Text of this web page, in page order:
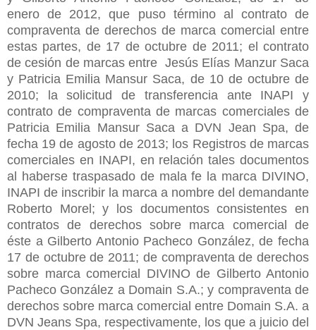
enero de 2012, que puso término al contrato de
compraventa de derechos de marca comercial entre
estas partes, de 17 de octubre de 2011; el contrato
de cesión de marcas entre Jesús Elías Manzur Saca
y Patricia Emilia Mansur Saca, de 10 de octubre de
2010; la solicitud de transferencia ante INAPI y
contrato de compraventa de marcas comerciales de
Patricia Emilia Mansur Saca a DVN Jean Spa, de
fecha 19 de agosto de 2013; los Registros de marcas
comerciales en INAPI, en relación tales documentos
al haberse traspasado de mala fe la marca DIVINO,
INAPI de inscribir la marca a nombre del demandante
Roberto Morel; y los documentos consistentes en
contratos de derechos sobre marca comercial de
éste a Gilberto Antonio Pacheco González, de fecha
17 de octubre de 2011; de compraventa de derechos
sobre marca comercial DIVINO de Gilberto Antonio
Pacheco González a Domain S.A.; y compraventa de
derechos sobre marca comercial entre Domain S.A. a
DVN Jeans Spa, respectivamente, los que a juicio del